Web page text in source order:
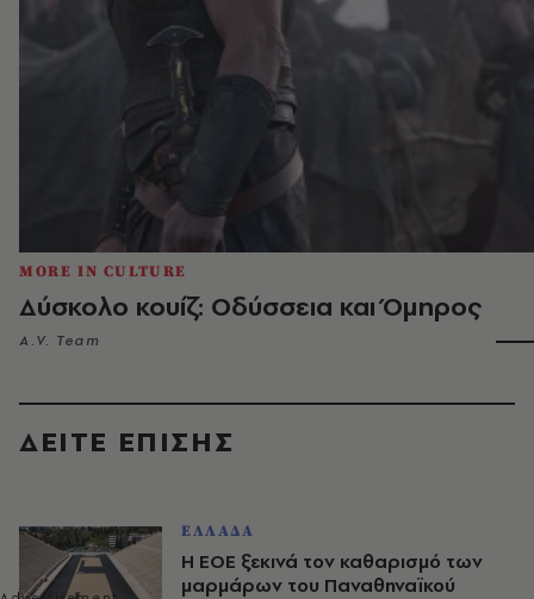
MORE IN CULTURE
Δύσκολο κουίζ: Οδύσσεια και Όμηρος
A.V. Team
ΔΕΙΤΕ ΕΠΙΣΗΣ
ΕΛΛΑΔΑ
Η ΕΟΕ ξεκινά τον καθαρισμό των
μαρμάρων του Παναθηναϊκού